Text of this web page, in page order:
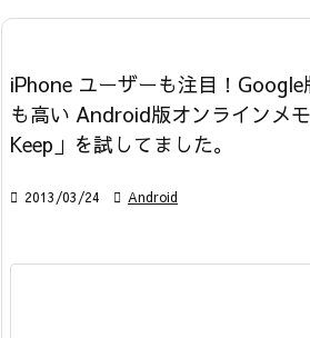
iPhone ユーザーも注目！
も高い Android版オンラインメ
Keep」を試してました。
 2013/03/24  Android